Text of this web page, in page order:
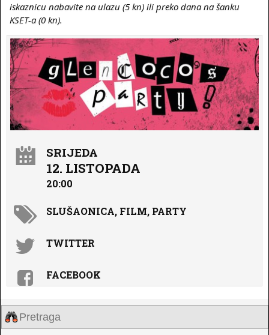
iskaznicu nabavite na ulazu (5 kn) ili preko dana na šanku
KSET-a (0 kn).
SRIJEDA
12. LISTOPADA
20:00
SLUŠAONICA, FILM, PARTY
TWITTER
FACEBOOK